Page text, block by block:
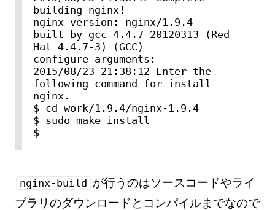
building nginx!
nginx version: nginx/1.9.4
built by gcc 4.4.7 20120313 (Red
Hat 4.4.7-3) (GCC)
configure arguments:
2015/08/23 21:38:12 Enter the
following command for install
nginx.
$ cd work/1.9.4/nginx-1.9.4
$ sudo make install
$
nginx-build が行うのはソースコードやライ
ブラリのダウンロードとコンパイルまでなので